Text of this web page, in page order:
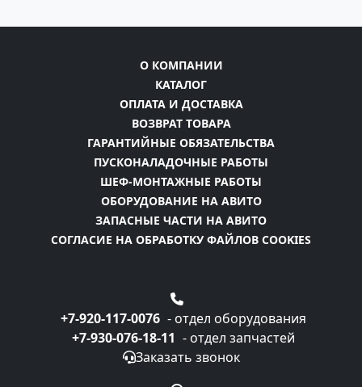
О КОМПАНИИ
КАТАЛОГ
ОПЛАТА И ДОСТАВКА
ВОЗВРАТ ТОВАРА
ГАРАНТИЙНЫЕ ОБЯЗАТЕЛЬСТВА
ПУСКОНАЛАДОЧНЫЕ РАБОТЫ
ШЕФ-МОНТАЖНЫЕ РАБОТЫ
ОБОРУДОВАНИЕ НА АВИТО
ЗАПАСНЫЕ ЧАСТИ НА АВИТО
СОГЛАСИЕ НА ОБРАБОТКУ ФАЙЛОВ COOKIES
+7-920-117-0076 - отдел оборудования
+7-930-076-18-11 - отдел запчастей
Заказать звонок